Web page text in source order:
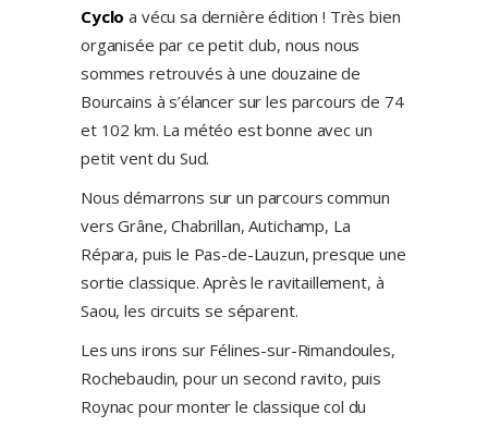
Cyclo a vécu sa dernière édition ! Très bien
organisée par ce petit club, nous nous
sommes retrouvés à une douzaine de
Bourcains à s’élancer sur les parcours de 74
et 102 km. La météo est bonne avec un
petit vent du Sud.
Nous démarrons sur un parcours commun
vers Grâne, Chabrillan, Autichamp, La
Répara, puis le Pas-de-Lauzun, presque une
sortie classique. Après le ravitaillement, à
Saou, les circuits se séparent.
Les uns irons sur Félines-sur-Rimandoules,
Rochebaudin, pour un second ravito, puis
Roynac pour monter le classique col du